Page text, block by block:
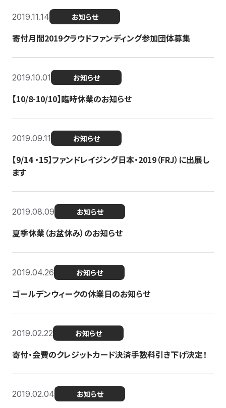
2019.11.14 お知らせ
寄付月間2019クラウドファンディング参加団体募集
2019.10.01 お知らせ
【10/8-10/10】臨時休業のお知らせ
2019.09.11 お知らせ
【9/14 ・15】ファンドレイジング日本・2019（FRJ）に出展し
ます
2019.08.09 お知らせ
夏季休業（お盆休み）のお知らせ
2019.04.26 お知らせ
ゴールデンウィークの休業日のお知らせ
2019.02.22 お知らせ
寄付・会費のクレジットカード決済手数料引き下げ決定！
2019.02.04 お知らせ